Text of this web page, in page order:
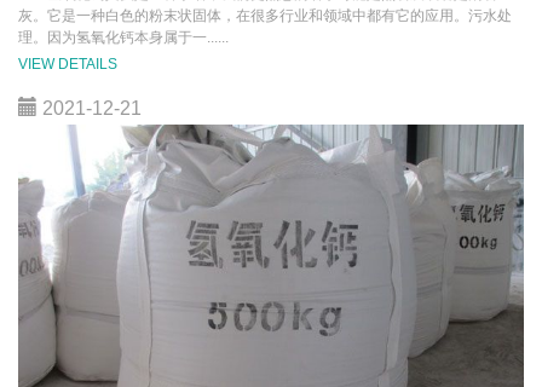
灰。它是一种白色的粉末状固体，在很多行业和领域中都有它的应用。污水处
理。因为氢氧化钙本身属于一......
VIEW DETAILS
2021-12-21